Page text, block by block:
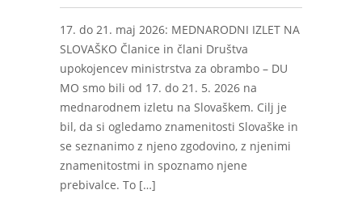
17. do 21. maj 2026: MEDNARODNI IZLET NA
SLOVAŠKO Članice in člani Društva
upokojencev ministrstva za obrambo – DU
MO smo bili od 17. do 21. 5. 2026 na
mednarodnem izletu na Slovaškem. Cilj je
bil, da si ogledamo znamenitosti Slovaške in
se seznanimo z njeno zgodovino, z njenimi
znamenitostmi in spoznamo njene
prebivalce. To […]